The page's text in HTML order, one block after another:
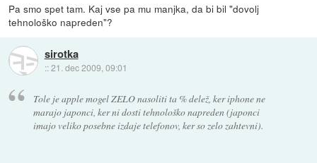
Pa smo spet tam. Kaj vse pa mu manjka, da bi bil "dovolj
tehnološko napreden"?
sirotka
::21. dec 2009, 09:01
Tole je apple mogel ZELO nasoliti ta % delež, ker iphone ne
marajo japonci, ker ni dosti tehnološko napreden (japonci
imajo veliko posebne izdaje telefonov, ker so zelo zahtevni).